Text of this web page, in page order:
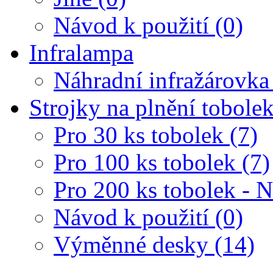
Návod k použití (0)
Infralampa
Náhradní
Strojky na plnění
Pro 30 ks tobolek (7)
Pro 100 ks tobolek (7)
Pro 200 ks tobolek -
Návod k použití (0)
Výměnné desky (14)